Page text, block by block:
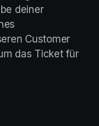
deiner
Customer
das Ticket für